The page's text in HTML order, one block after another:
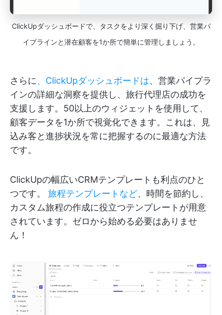
ClickUpダッシュボードで、タスクをより深く掘り下げ、営業パ
イプラインと潜在顧客を1か所で簡単に管理しましょう。
さらに、ClickUpダッシュボードは、営業パイプラ
インの詳細な洞察を提供し、旅行代理店の成功を
支援します。50以上のウィジェットを使用して、
顧客データを1か所で視覚化できます。これは、見
込み客と進捗状況を常に把握するのに最適な方法
です。
ClickUpの幅広いCRMテンプレートも利点のひと
つです。
旅程テンプレートなど、時間を節約し、
カスタム旅程の作成に役立つテンプレートが用意
されています。ゼロから始める必要はありませ
ん！